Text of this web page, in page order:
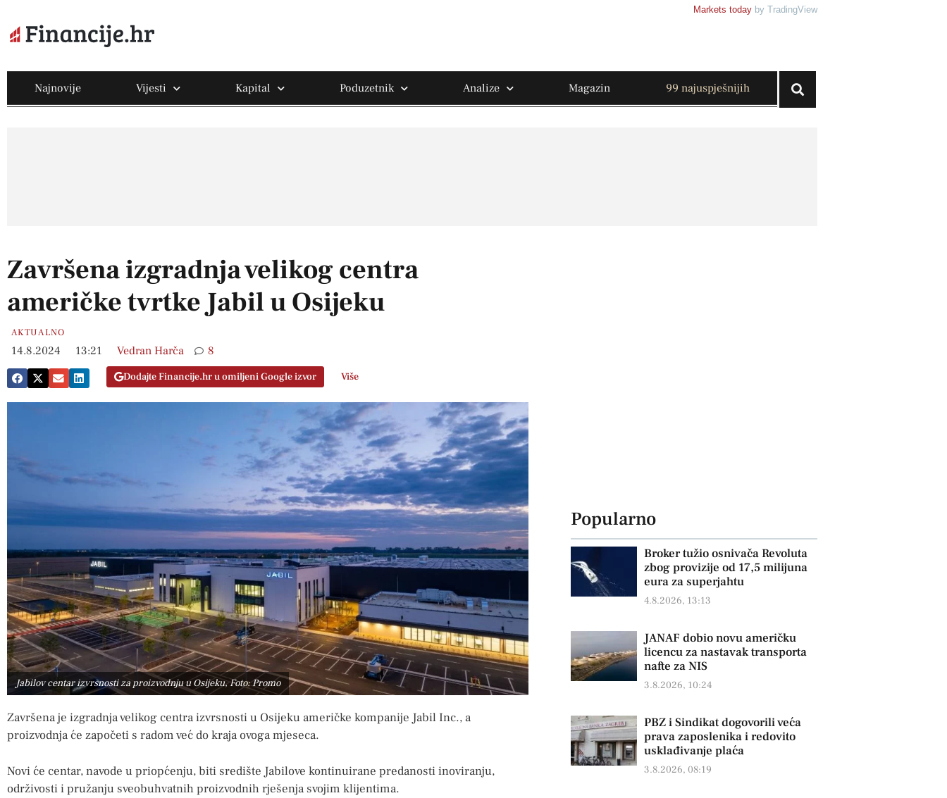
Markets today by TradingView
Najnovije Vijesti Kapital Poduzetnik Analize Magazin 99 najuspješnijih
Završena izgradnja velikog centra
američke tvrtke Jabil u Osijeku
AKTUALNO
14.8.2024 13:21 Vedran Harča 8
Dodajte Financije.hr u omiljeni Google izvor Više
Jabilov centar izvrsnosti za proizvodnju u Osijeku, Foto: Promo
Završena je izgradnja velikog centra izvrsnosti u Osijeku američke kompanije Jabil Inc., a
proizvodnja će započeti s radom već do kraja ovoga mjeseca.
Novi će centar, navode u priopćenju, biti središte Jabilove kontinuirane predanosti inoviranju,
održivosti i pružanju sveobuhvatnih proizvodnih rješenja svojim klijentima.
Popularno
Broker tužio osnivača Revoluta
zbog provizije od 17,5 milijuna
eura za superjahtu
4.8.2026, 13:13
JANAF dobio novu američku
licencu za nastavak transporta
nafte za NIS
3.8.2026, 10:24
PBZ i Sindikat dogovorili veća
prava zaposlenika i redovito
usklađivanje plaća
3.8.2026, 08:19